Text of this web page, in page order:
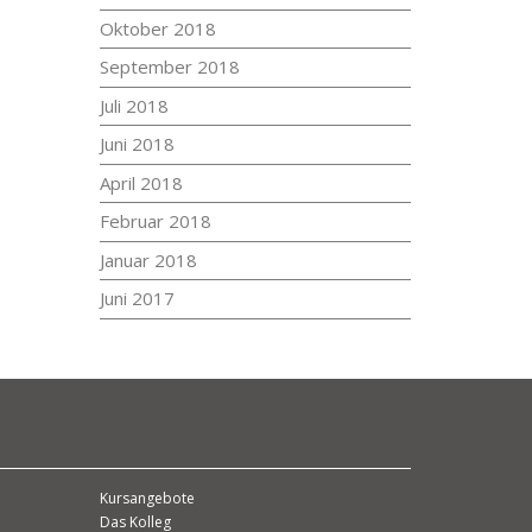
Oktober 2018
September 2018
Juli 2018
Juni 2018
April 2018
Februar 2018
Januar 2018
Juni 2017
Kursangebote
Das Kolleg